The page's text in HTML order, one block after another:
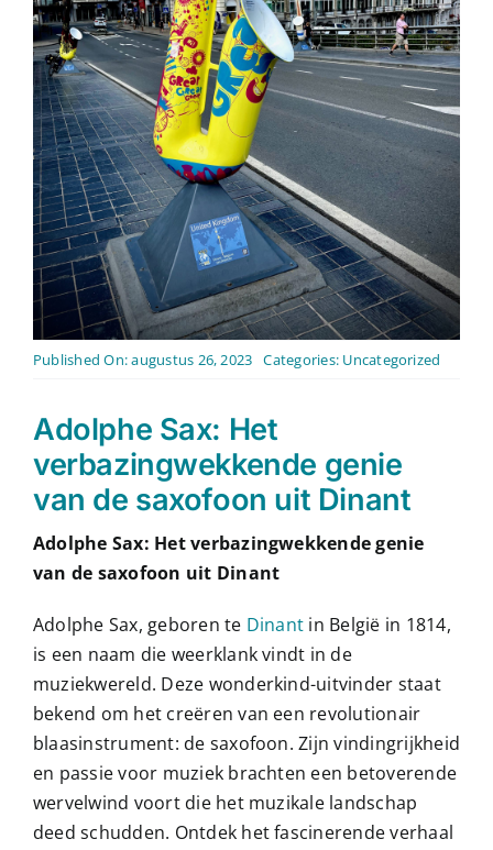
Contact
Nederlands
Published On: augustus 26, 2023 Categories: Uncategorized
Adolphe Sax: Het
verbazingwekkende genie
van de saxofoon uit Dinant
Adolphe Sax: Het verbazingwekkende genie
van de saxofoon uit Dinant
Adolphe Sax, geboren te Dinant in België in 1814,
is een naam die weerklank vindt in de
muziekwereld. Deze wonderkind-uitvinder staat
bekend om het creëren van een revolutionair
blaasinstrument: de saxofoon. Zijn vindingrijkheid
en passie voor muziek brachten een betoverende
wervelwind voort die het muzikale landschap
deed schudden. Ontdek het fascinerende verhaal